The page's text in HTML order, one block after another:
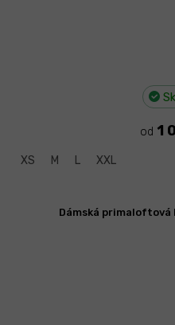
od 1
XS M L XXL
Dámská primaloftová